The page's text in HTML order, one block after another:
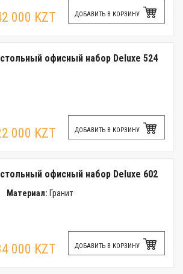
000 KZT ДОБАВИТЬ В КОРЗИНУ
офисный набор Deluxe 524
000 KZT ДОБАВИТЬ В КОРЗИНУ
офисный набор Deluxe 602
Материал: Гранит
000 KZT ДОБАВИТЬ В КОРЗИНУ